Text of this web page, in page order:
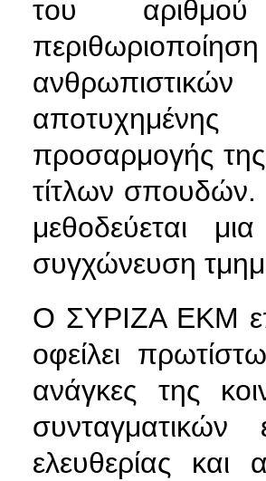
του
προσαρμογής
τίτλων σπουδών.
μεθοδεύεται
συγχώνευση
Ο ΣΥΡΙΖΑ ΕΚΜ
οφείλει
ανάγκες της
ελευθερίας και